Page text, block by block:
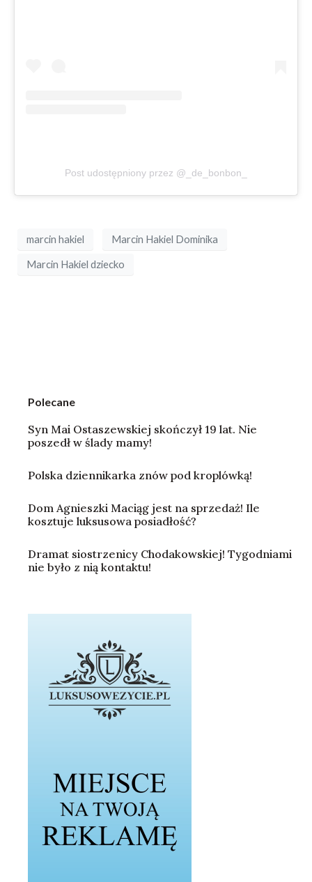
Post udostępniony przez @_de_bonbon_
marcin hakiel Marcin Hakiel Dominika
Marcin Hakiel dziecko
Polecane
Syn Mai Ostaszewskiej skończył 19 lat. Nie
poszedł w ślady mamy!
Polska dziennikarka znów pod kroplówką!
Dom Agnieszki Maciąg jest na sprzedaż! Ile
kosztuje luksusowa posiadłość?
Dramat siostrzenicy Chodakowskiej! Tygodniami
nie było z nią kontaktu!